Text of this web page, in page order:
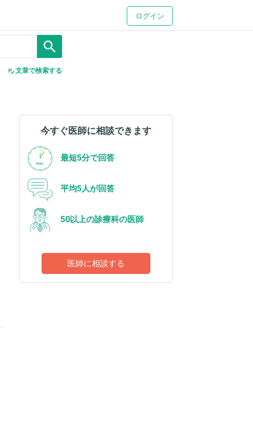
ログイン
search
edit_note文章で検索する
今すぐ医師に相談できます
最短5分で回答
平均5人が回答
50以上の診療科の医師
医師に相談する